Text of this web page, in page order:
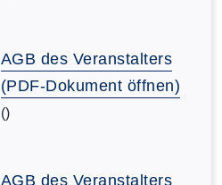
AGB des Veranstalters
(PDF-Dokument öffnen)
()
AGB des Veranstalters